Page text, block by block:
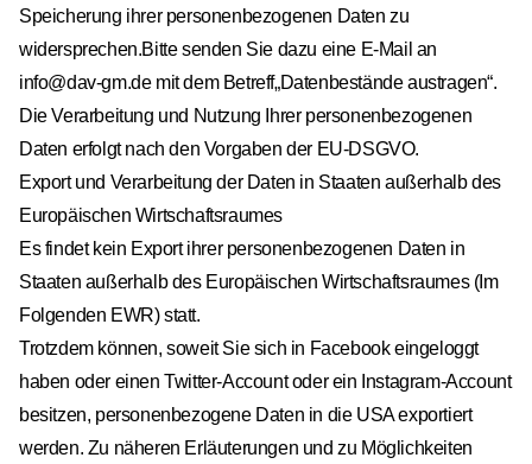
Speicherung ihrer personenbezogenen Daten zu
widersprechen.Bitte senden Sie dazu eine E-Mail an
info@dav-gm.demit dem Betreff„Datenbestände austragen“.
Die Verarbeitung und Nutzung Ihrer personenbezogenen
Daten erfolgt nach den Vorgaben der EU-DSGVO.
Export und Verarbeitung der Daten in Staaten außerhalb des
Europäischen Wirtschaftsraumes
Es findet kein Export ihrer personenbezogenen Daten in
Staaten außerhalb des Europäischen Wirtschaftsraumes (Im
Folgenden EWR) statt.
Trotzdem können, soweit Sie sich in Facebook eingeloggt
haben oder einen Twitter-Account oder ein Instagram-Account
besitzen, personenbezogene Daten in die USA exportiert
werden. Zu näheren Erläuterungen und zu Möglichkeiten